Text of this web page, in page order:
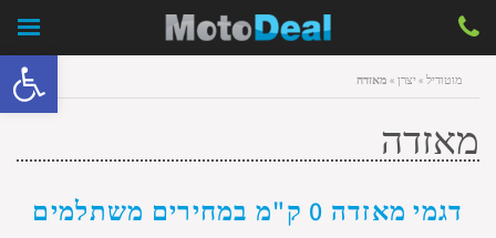
מוטודיל » יצרן » מאזדה
מאזדה
דגמי מאזדה 0 ק"מ במחירים משתלמים
פתח